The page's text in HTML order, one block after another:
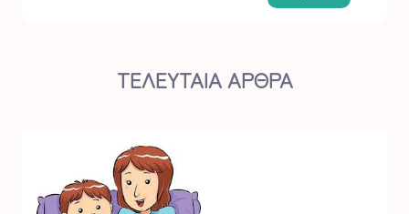
ΤΕΛΕΥΤΑΙΑ ΑΡΘΡΑ